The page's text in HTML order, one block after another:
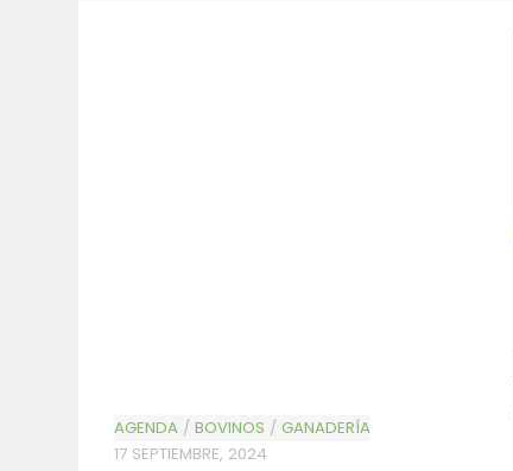
AGENDA / BOVINOS / GANADERÍA
17 SEPTIEMBRE, 2024